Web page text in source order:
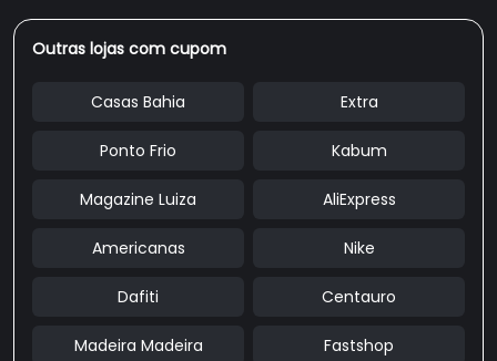
Outras lojas com cupom
Casas Bahia Extra
Ponto Frio Kabum
Magazine Luiza AliExpress
Americanas Nike
Dafiti Centauro
Madeira Madeira Fastshop